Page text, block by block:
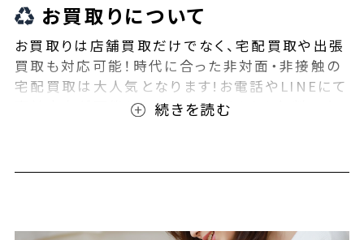
お買取りについて
お買取りは店舗買取だけでなく、宅配買取や出張
買取も対応可能！時代に合った非対面・非接触の
宅配買取は大人気となります!お電話やLINEにて
事前査定が可能となっております！また無料の宅